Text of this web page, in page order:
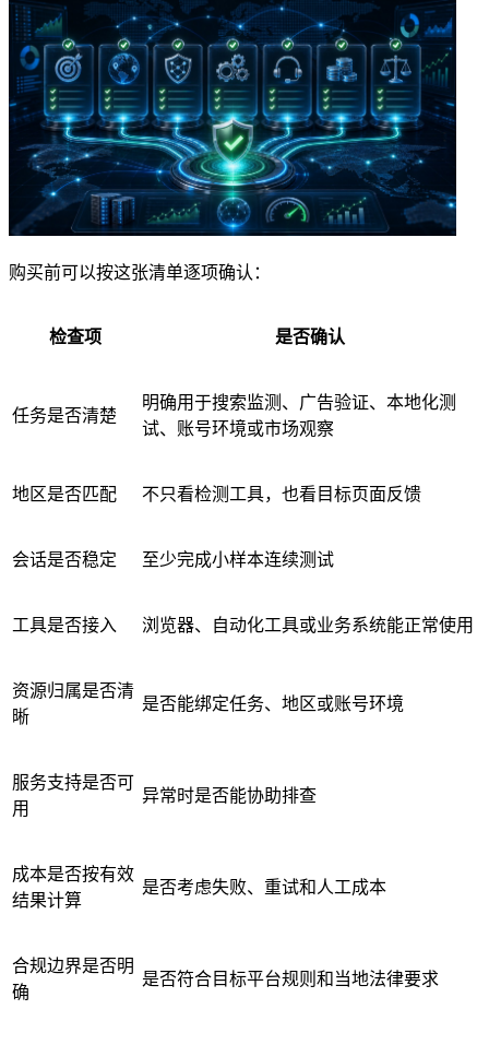
购买前可以按这张清单逐项确认：
检查项 是否确认
任务是否清楚
明确用于搜索监测、广告验证、本地化测
试、账号环境或市场观察
地区是否匹配 不只看检测工具，也看目标页面反馈
会话是否稳定 至少完成小样本连续测试
工具是否接入 浏览器、自动化工具或业务系统能正常使用
资源归属是否清
晰
是否能绑定任务、地区或账号环境
服务支持是否可
用
异常时是否能协助排查
成本是否按有效
结果计算
是否考虑失败、重试和人工成本
合规边界是否明
确
是否符合目标平台规则和当地法律要求